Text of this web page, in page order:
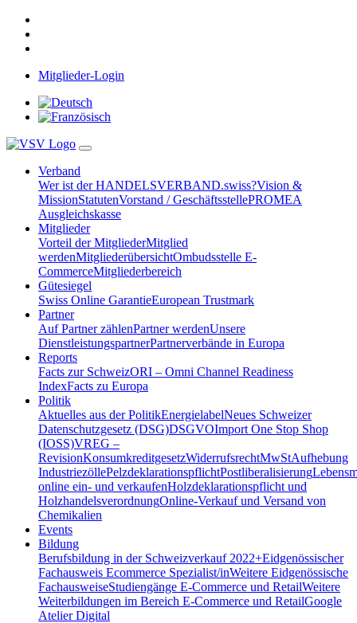
Mitglieder-Login
Verband
Wer ist der HANDELSVERBAND.swiss?Vision &
MissionStatutenVorstand / GeschäftsstellePROMEA
Ausgleichskasse
Mitglieder
Vorteil der MitgliederMitglied
werdenMitgliederübersichtOmbudsstelle E-
CommerceMitgliederbereich
Gütesiegel
Swiss Online GarantieEuropean Trustmark
Partner
Auf Partner zählenPartner werdenUnsere
DienstleistungspartnerPartnerverbände in Europa
Reports
Facts zur SchweizORI – Omni Channel Readiness
IndexFacts zu Europa
Politik
Aktuelles aus der PolitikEnergielabelNeues Schweizer
Datenschutzgesetz (DSG)DSGVOImport One Stop Shop
(IOSS)VREG –
RevisionKonsumkreditgesetzWiderrufsrechtMwStAufhebung
IndustriezöllePelzdeklarationspflichtPostliberalisierung
online ein- und verkaufenHolzdeklarationspflicht und
HolzhandelsverordnungOnline-Verkauf und Versand von
Chemikalien
Events
Bildung
Berufsbildung in der Schweizverkauf 2022+Eidgenössischer
Fachausweis Ecommerce Spezialist/inWeitere Eidgenössische
FachausweiseStudiengänge E-Commerce und RetailWeitere
Weiterbildungen im Bereich E-Commerce und RetailGoogle
Atelier Digital